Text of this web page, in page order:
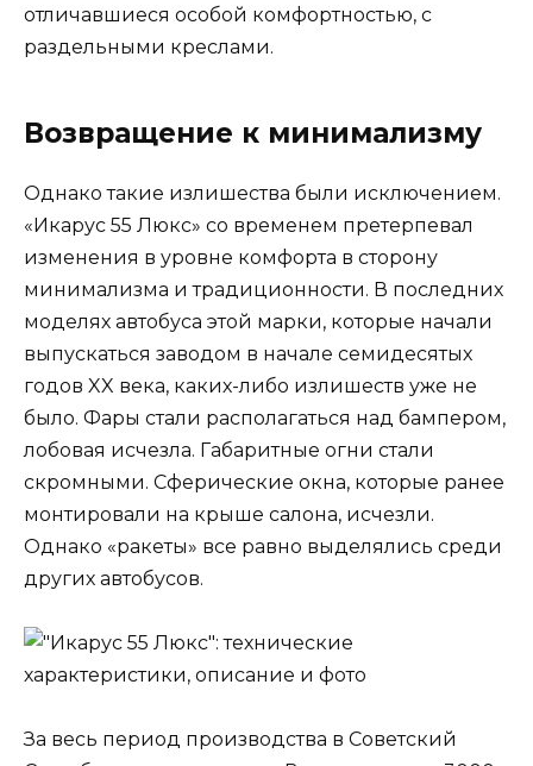
отличавшиеся особой комфортностью, с
раздельными креслами.
Возвращение к минимализму
Однако такие излишества были исключением.
«Икарус 55 Люкс» со временем претерпевал
изменения в уровне комфорта в сторону
минимализма и традиционности. В последних
моделях автобуса этой марки, которые начали
выпускаться заводом в начале семидесятых
годов XX века, каких-либо излишеств уже не
было. Фары стали располагаться над бампером,
лобовая исчезла. Габаритные огни стали
скромными. Сферические окна, которые ранее
монтировали на крыше салона, исчезли.
Однако «ракеты» все равно выделялись среди
других автобусов.
За весь период производства в Советский